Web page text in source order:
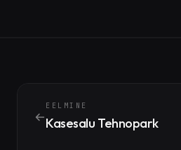
EELMINE
Kasesalu Tehnopark